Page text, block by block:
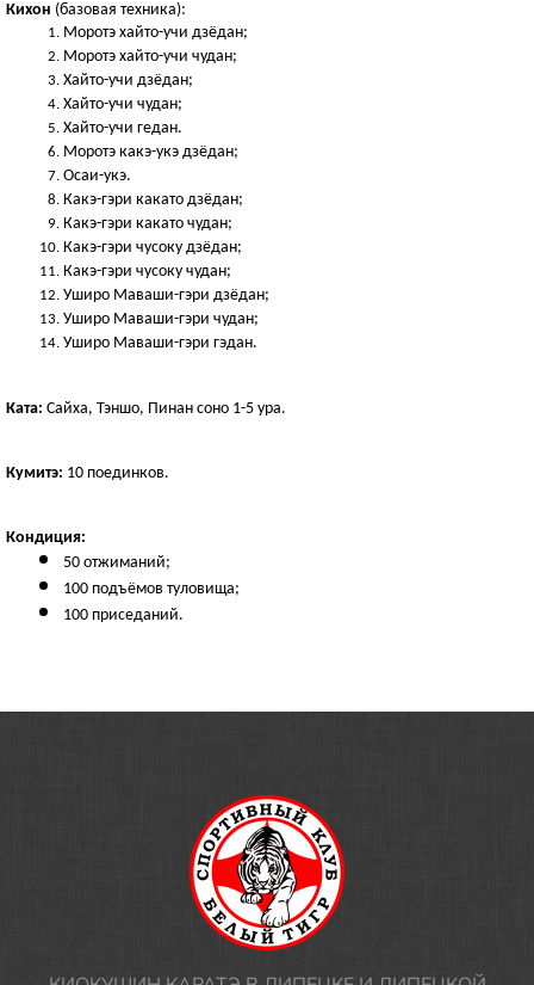
Кихон (базовая техника):
Моротэ хайто-учи дзёдан;
Моротэ хайто-учи чудан;
Хайто-учи дзёдан;
Хайто-учи чудан;
Хайто-учи гедан.
Моротэ какэ-укэ дзёдан;
Осаи-укэ.
Какэ-гэри какато дзёдан;
Какэ-гэри какато чудан;
Какэ-гэри чусоку дзёдан;
Какэ-гэри чусоку чудан;
Уширо Маваши-гэри дзёдан;
Уширо Маваши-гэри чудан;
Уширо Маваши-гэри гэдан.
Ката: Сайха, Тэншо, Пинан соно 1-5 ура.
Кумитэ: 10 поединков.
Кондиция:
50 отжиманий;
100 подъёмов туловища;
100 приседаний.